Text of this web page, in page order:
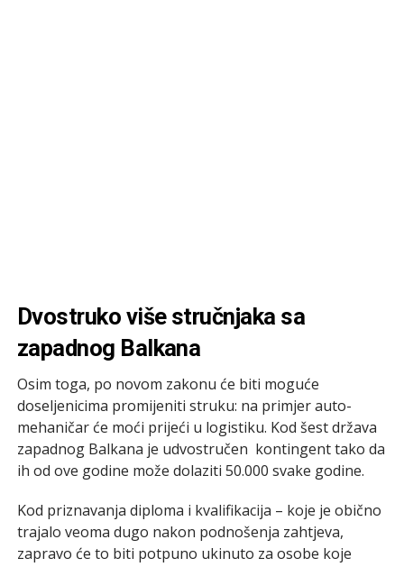
Dvostruko više stručnjaka sa
zapadnog Balkana
Osim toga, po novom zakonu će biti moguće
doseljenicima promijeniti struku: na primjer auto-
mehaničar će moći prijeći u logistiku. Kod šest država
zapadnog Balkana je udvostručen kontingent tako da
ih od ove godine može dolaziti 50.000 svake godine.
Kod priznavanja diploma i kvalifikacija – koje je obično
trajalo veoma dugo nakon podnošenja zahtjeva,
zapravo će to biti potpuno ukinuto za osobe koje